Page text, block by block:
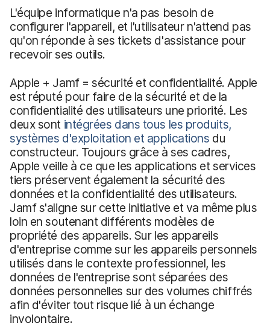
L'équipe informatique n'a pas besoin de
configurer l'appareil, et l'utilisateur n'attend pas
qu'on réponde à ses tickets d'assistance pour
recevoir ses outils.
Apple + Jamf = sécurité et confidentialité. Apple
est réputé pour faire de la sécurité et de la
confidentialité des utilisateurs une priorité. Les
deux sont intégrées dans tous les produits,
systèmes d'exploitation et applications du
constructeur. Toujours grâce à ses cadres,
Apple veille à ce que les applications et services
tiers préservent également la sécurité des
données et la confidentialité des utilisateurs.
Jamf s'aligne sur cette initiative et va même plus
loin en soutenant différents modèles de
propriété des appareils. Sur les appareils
d'entreprise comme sur les appareils personnels
utilisés dans le contexte professionnel, les
données de l'entreprise sont séparées des
données personnelles sur des volumes chiffrés
afin d'éviter tout risque lié à un échange
involontaire.